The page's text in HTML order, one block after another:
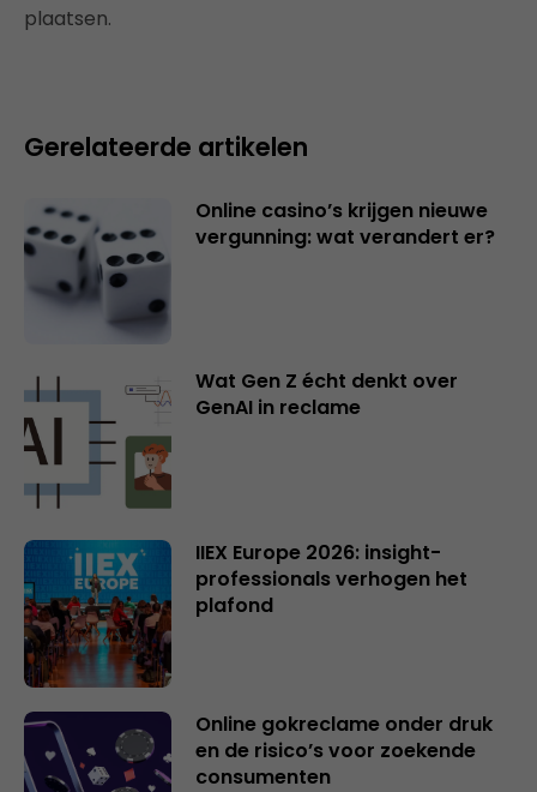
plaatsen.
Gerelateerde artikelen
Online casino’s krijgen nieuwe
vergunning: wat verandert er?
Wat Gen Z écht denkt over
GenAI in reclame
IIEX Europe 2026: insight-
professionals verhogen het
plafond
Online gokreclame onder druk
en de risico’s voor zoekende
consumenten